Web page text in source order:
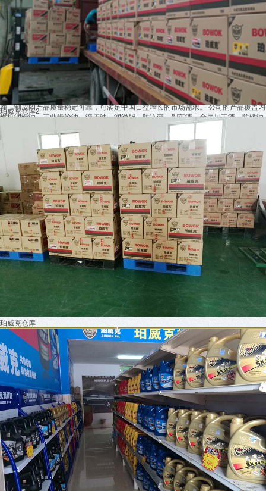
珀威克仓库2
珀威克仓库
东莞汇鑫润滑油有限公司
作为珀威克润滑科技有限公司的合作企业，作为进入中国的合资企业之一，凭着优质
的产品，高水平客 户服务和可靠的售后服务，已经成为国内拥有较大的规模和影响的
高端润滑油专业生产商，集润滑油生产、 研发、储运、服务于一体。生产过程实行全
程电脑监控，拥有高度自动化的润滑油调配及包装设备，润滑油的 生产过程快捷、干
净，制成的产品质量稳定可靠，可满足中国日益增长的市场需求。 公司的产品覆盖内
燃机润滑油、工业齿轮油、液压油、润滑脂、防冻液、刹车液、金属加工液、防锈油
及 船用油等。我们有相当的调节能力适应多元化的工作环境，以顾客为企业最高领
导，以市场为中心，针对国内 对润滑油品质的日益提高的要求，采用最先进的技术，
以质量为企业的生命，严格把住每一道生产环节.....